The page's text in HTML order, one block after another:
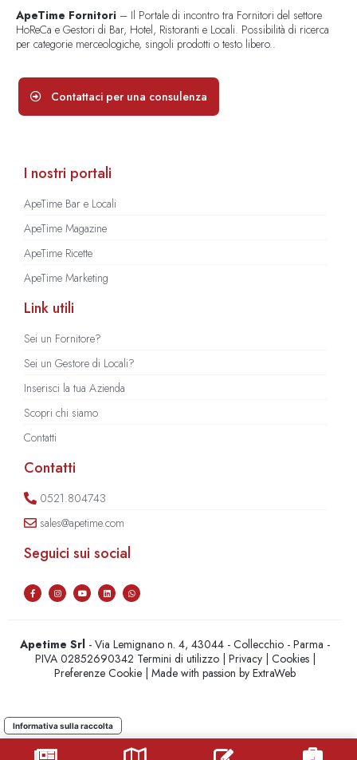
ApeTime Fornitori – Il Portale di incontro tra Fornitori del settore
HoReCa e Gestori di Bar, Hotel, Ristoranti e Locali. Possibilità di ricerca
per categorie merceologiche, singoli prodotti o testo libero..
Contattaci per una consulenza
I nostri portali
ApeTime Bar e Locali
ApeTime Magazine
ApeTime Ricette
ApeTime Marketing
Link utili
Sei un Fornitore?
Sei un Gestore di Locali?
Inserisci la tua Azienda
Scopri chi siamo
Contatti
Contatti
0521.804743
sales@apetime.com
Seguici sui social
Apetime Srl - Via Lemignano n. 4, 43044 - Collecchio - Parma -
PIVA 02852690342 Termini di utilizzo| Privacy| Cookies|
Preferenze Cookie | Made with passion byExtraWeb
Informativa sulla raccolta